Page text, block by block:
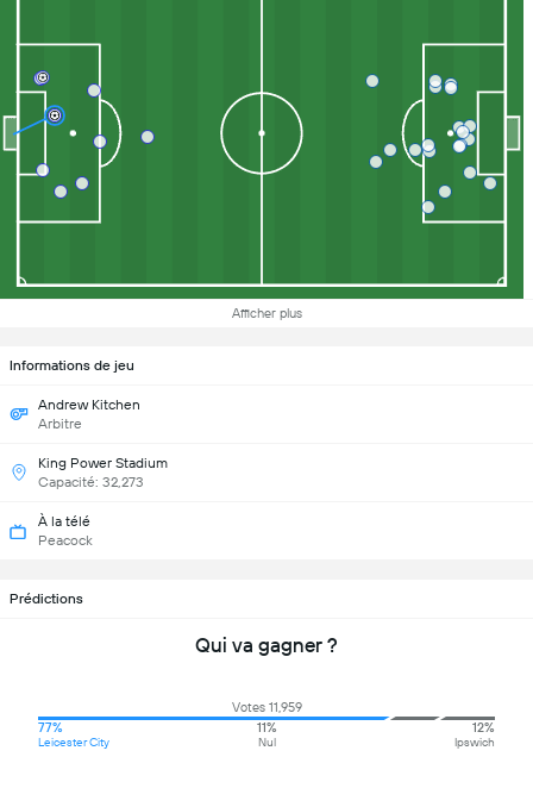
Afficher plus
Informations de jeu
Andrew Kitchen
Arbitre
King Power Stadium
Capacité: 32,273
À la télé
Peacock
Prédictions
Qui va gagner ?
Votes 11,959
77%
Leicester City
11%
Nul
12%
Ipswich